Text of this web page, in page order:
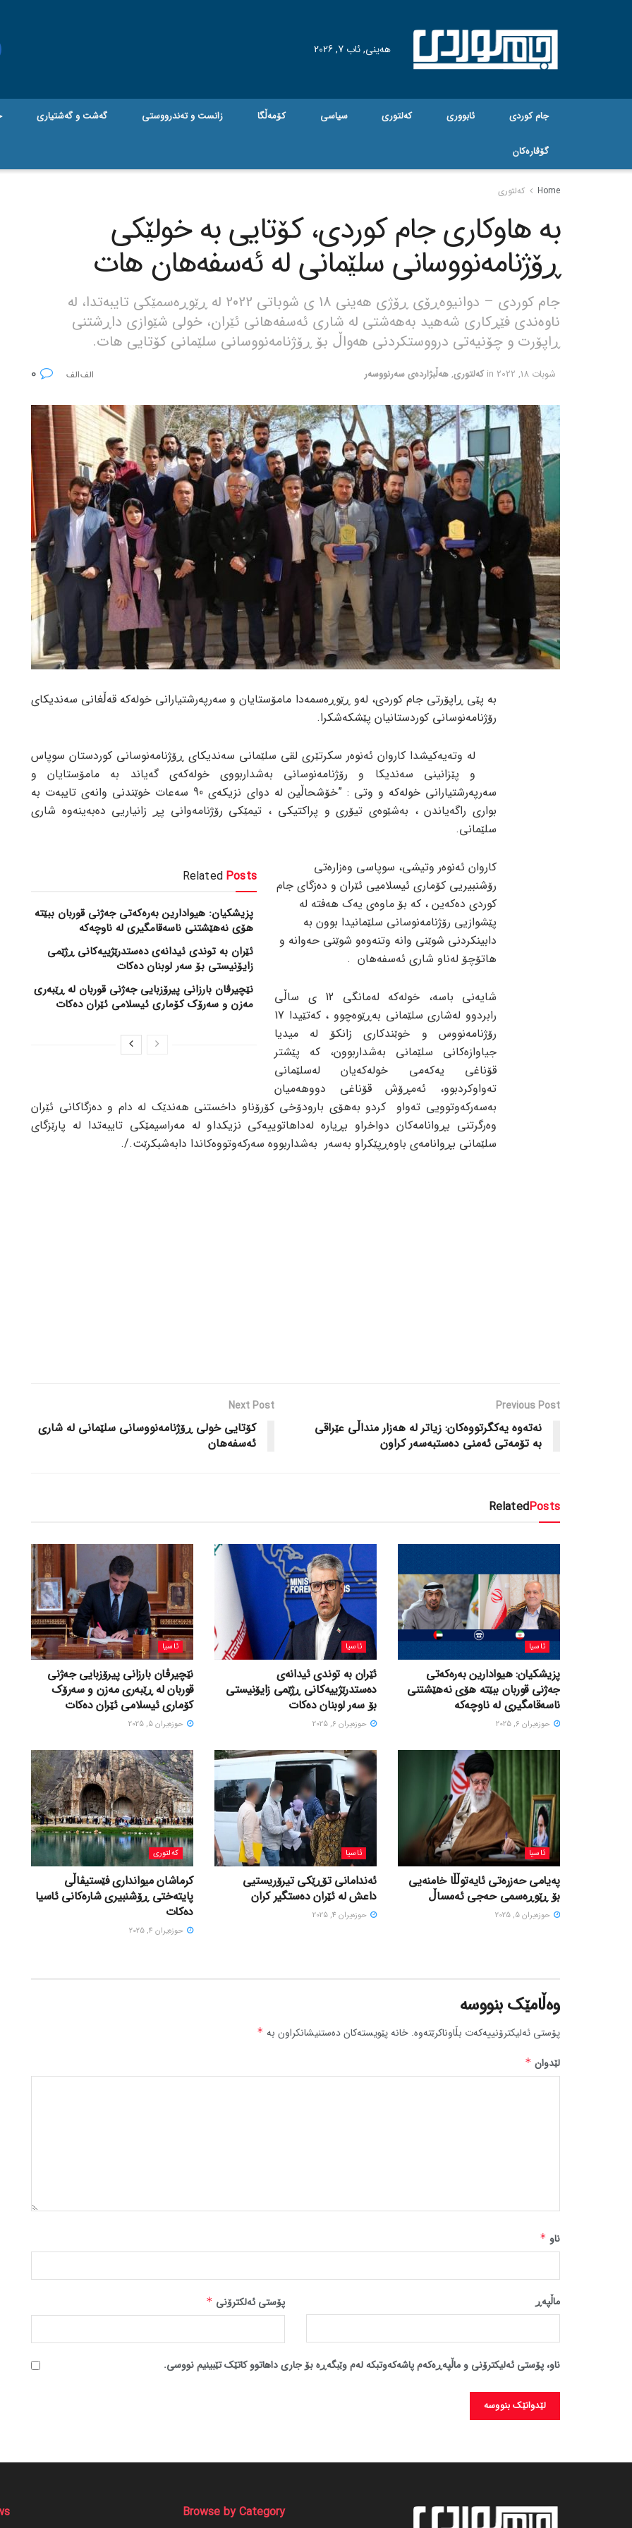
هه‌ینی, ئاب 7, 2026
جام کوردی ئابووری کەلتوری سیاسی کۆمەڵگا زانست و تەندرووستی گه‌شت و گه‌شتیاری
گۆڤاره‌کان
Home کەلتوری
بە هاوکاری جام کوردی، کۆتایی بە خولێکی
ڕۆژنامەنووسانی سلێمانی لە ئەسفەهان هات
جام کوردی – دوانیوەڕۆی ڕۆژی هەینی 18 ی شوباتی 2022 لە ڕێوڕەسمێکی تایبەتدا، لە
ناوەندی فێڕکاری شەهید بەهەشتی لە شاری ئەسفەهانی ئێران، خولی شێوازی داڕشتنی
ڕاپۆرت و چۆنیەتی درووستکردنی هەواڵ بۆ ڕۆژنامەنووسانی سلێمانی کۆتایی هات.
شوبات 18, 2022 in کەلتوری,هەڵبژاردەی سەرنووسەر
بە پێی ڕاپۆرتی جام کوردی، لەو ڕێوڕەسمەدا مامۆستایان و سه‌رپه‌رشتیارانی خوله‌كه‌ قه‌ڵغانی سه‌ندیكای
رۆژنامه‌نوسانی كوردستانیان پێشكه‌شكرا.
له‌ وته‌یه‌كیشدا كاروان ئه‌نوه‌ر سكرتێری لقی سلێمانی سه‌ندیكای ڕۆژنامه‌نوسانی كوردستان سوپاس
و پێزانینی سه‌ندیكا و رۆژنامه‌نوسانی به‌شداربووی خوله‌كه‌ی گه‌یاند به‌ مامۆستایان و
سه‌رپه‌رشتیارانی خوله‌كه‌ و وتی : ”خۆشحاڵین له‌ دوای نزیكه‌ی 90 سه‌عات خوێندنی وانه‌ی تایبه‌ت به‌
بواری راگه‌یاندن ، به‌شێوه‌ی تیۆری و پراكتیكی ، تیمێكی رۆژنامه‌وانی پڕ زانیاریی ده‌به‌ینه‌وه‌ شاری
سلێمانی.
Related Posts
پزیشکیان: هیوادارین بەرەکەتی جەژنی قوربان ببێتە
هۆی نەهێشتنی ناسەقامگیری لە ناوچەکە
ئێران بە توندی ئیدانەی دەستدرێژییەکانی ڕژێمی
زایۆنیستی بۆ سەر لوبنان دەکات
نێچیرڤان بارزانی پیرۆزبایی جەژنی قوربان لە ڕێبەری
مەزن و سەرۆک کۆماری ئیسلامی ئێران دەکات
كاروان ئه‌نوه‌ر وتیشی، سوپاسی وه‌زاره‌تی
رۆشنبیریی كۆماری ئیسلامیی ئێران و ده‌زگای جام
كوردی ده‌كه‌ین ، كه‌ بۆ ماوه‌ی یه‌ك هه‌فته‌ له‌
پێشوازیی رۆژنامه‌نوسانی سلێمانیدا بوون به‌
دابینكردنی شوێنی وانه‌ وتنه‌وه‌و شوێنی حه‌وانه‌ و
هاتۆچۆ له‌ناو شاری ئه‌سفه‌هان .
شایه‌نی باسه‌، خوله‌كه‌ له‌مانگی 12 ی ساڵی
رابردوو له‌شاری سلێمانی به‌ڕێوه‌چوو ، كه‌تێیدا 17
رۆژنامه‌نووس و خوێندكاری زانكۆ له‌ میدیا
جیاوازه‌كانی سلێمانی به‌شداربوون، كه‌ پێشتر
قۆناغی یه‌كه‌می خوله‌كه‌یان له‌سلێمانی
ته‌واوكردبوو، ئه‌مڕۆش قۆناغی دووهه‌میان
به‌سه‌ركه‌وتوویی ته‌واو كردو به‌هۆی بارودۆخی كۆرۆناو داخستنی هه‌ندێك له‌ دام و ده‌زگاكانی ئێران
وه‌رگرتنی بڕوانامه‌كان دواخراو بڕیاره‌ له‌داهاتوییه‌كی نزیكداو له‌ مه‌راسیمێكی تایبه‌تدا له‌ پارێزگای
سلێمانی بڕوانامه‌ی باوه‌ڕپێكراو به‌سه‌ر به‌شداربووه‌ سه‌ركه‌وتووه‌كاندا دابه‌شبكرێت./.
Previous Post
نەتەوە یەکگرتووەکان: زیاتر لە هەزار منداڵی عێراقی
بە تۆمەتی ئەمنی دەستبەسەر کراون
Next Post
کۆتایی خولی ڕۆژنامەنووسانی سلێمانی لە شاری
ئەسفەهان
RelatedPosts
ئاسیا
پزیشکیان: هیوادارین بەرەکەتی
جەژنی قوربان ببێتە هۆی نەهێشتنی
ناسەقامگیری لە ناوچەکە
حوزه‌یران 6, 2025
ئاسیا
ئێران بە توندی ئیدانەی
دەستدرێژییەکانی ڕژێمی زایۆنیستی
بۆ سەر لوبنان دەکات
حوزه‌یران 6, 2025
ئاسیا
نێچیرڤان بارزانی پیرۆزبایی جەژنی
قوربان لە ڕێبەری مەزن و سەرۆک
کۆماری ئیسلامی ئێران دەکات
حوزه‌یران 5, 2025
ئاسیا
پەیامی حەزرەتی ئایەتوڵڵا خامنەیی
بۆ ڕێوڕەسمی حەجی ئەمساڵ
حوزه‌یران 5, 2025
ئاسیا
ئەندامانی تۆڕێکی تیرۆریستیی
داعش لە ئێران دەستگیر کران
حوزه‌یران 4, 2025
کەلتوری
کرماشان میوانداری فێستیڤاڵی
پایتەختی ڕۆشنبیری شارەکانی ئاسیا
دەکات
حوزه‌یران 4, 2025
وەڵامێک بنووسە
پۆستی ئەلیکترۆنییەکەت بڵاوناکرێتەوە. خانە پێویستەکان دەستنیشانکراون بە *
لێدوان *
ناو *
پۆستی ئەلکترۆنی * ماڵپه‌ڕ
ناو، پۆستی ئەلیکترۆنی و ماڵپەڕەکەم پاشەکەوتبکە لەم وێبگەڕە بۆ جاری داهاتوو کاتێک تێبینیم نووسی.
Browse by Category